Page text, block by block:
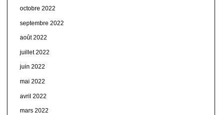
octobre 2022
septembre 2022
août 2022
juillet 2022
juin 2022
mai 2022
avril 2022
mars 2022